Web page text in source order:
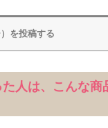
を投稿する
人は、こんな商